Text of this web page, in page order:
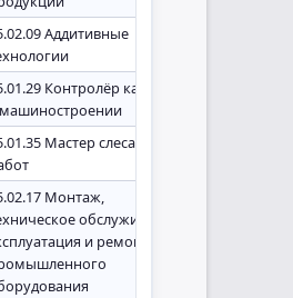
Аддитивные
Контролёр качества
Мастер слесарных
Монтаж,
обслуживание,
и ремонт